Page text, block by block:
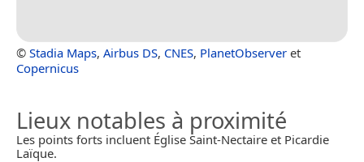
© Stadia Maps, Airbus DS, CNES, PlanetObserver et
Copernicus
Lieux notables à proximité
Les points forts incluent Église Saint-Nectaire et Picardie
Laïque.